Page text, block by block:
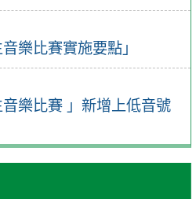
樂比賽實施要點」
音樂比賽 」新增上低音號